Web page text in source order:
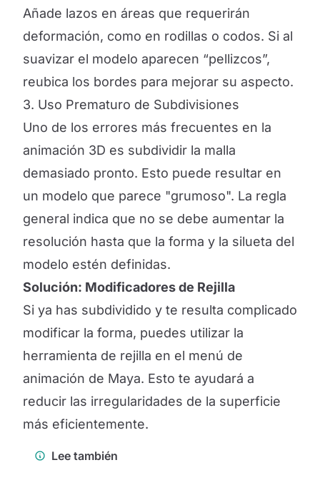
Añade lazos en áreas que requerirán
deformación, como en rodillas o codos. Si al
suavizar el modelo aparecen “pellizcos”,
reubica los bordes para mejorar su aspecto.
3. Uso Prematuro de Subdivisiones
Uno de los errores más frecuentes en la
animación 3D es subdividir la malla
demasiado pronto. Esto puede resultar en
un modelo que parece "grumoso". La regla
general indica que no se debe aumentar la
resolución hasta que la forma y la silueta del
modelo estén definidas.
Solución: Modificadores de Rejilla
Si ya has subdividido y te resulta complicado
modificar la forma, puedes utilizar la
herramienta de rejilla en el menú de
animación de Maya. Esto te ayudará a
reducir las irregularidades de la superficie
más eficientemente.
Lee también